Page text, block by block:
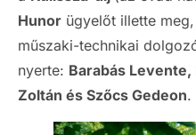
Hunor ügyelőt illette
műszaki-technikai
nyerte: Barabás Levente,
Zoltán és Szőcs Gedeon.